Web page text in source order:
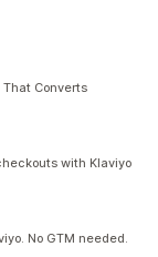
That Converts
with Klaviyo
No GTM needed.